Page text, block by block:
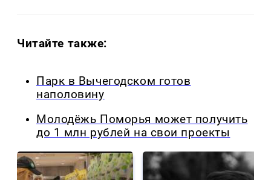
Читайте также:
Парк в Вычегодском готов
наполовину
Молодёжь Поморья может получить
до 1 млн рублей на свои проекты